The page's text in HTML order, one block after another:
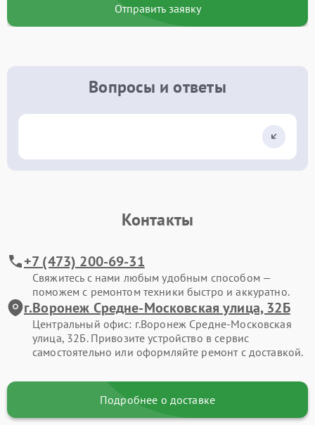
Отправить заявку
Вопросы и ответы
Контакты
+7 (473) 200-69-31
Свяжитесь с нами любым удобным способом —
поможем с ремонтом техники быстро и аккуратно.
г.Воронеж Средне-Московская улица, 32Б
Центральный офис: г.Воронеж Средне-Московская
улица, 32Б. Привозите устройство в сервис
самостоятельно или оформляйте ремонт с доставкой.
Подробнее о доставке